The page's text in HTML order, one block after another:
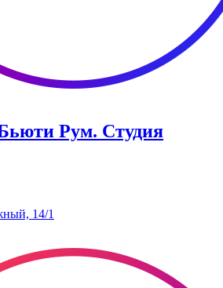
Рум. Студия
14/1